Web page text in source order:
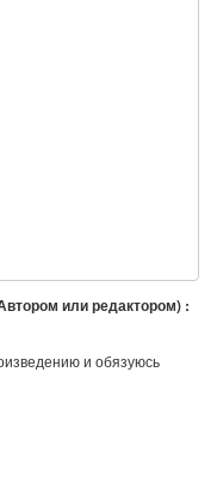
или редактором) :
и обязуюсь